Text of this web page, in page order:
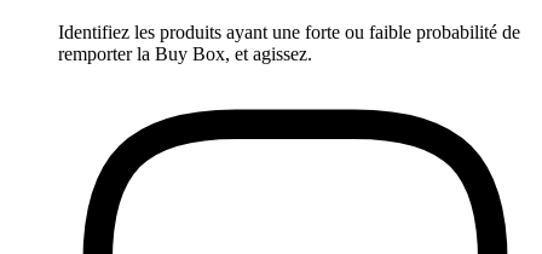
Identifiez les produits ayant une forte ou faible probabilité de
remporter la Buy Box, et agissez.